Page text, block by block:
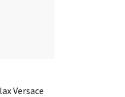
Versace